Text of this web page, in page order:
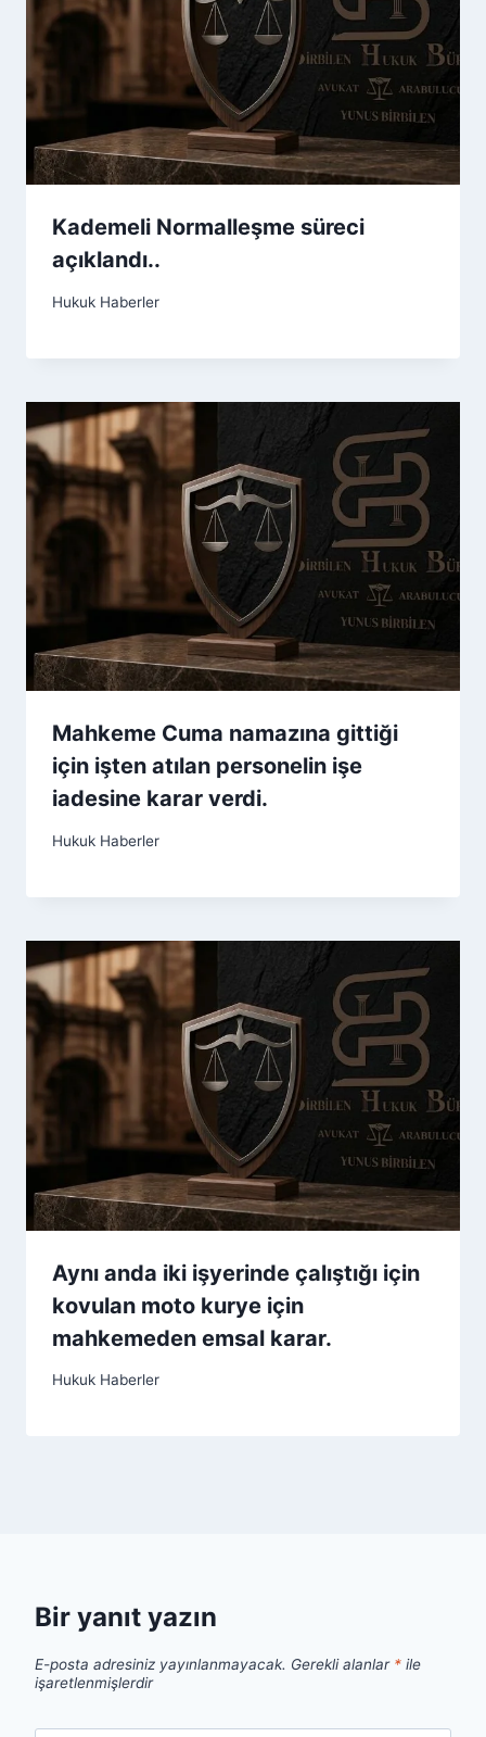
Kademeli Normalleşme süreci
açıklandı..
Hukuk Haberler
Mahkeme Cuma namazına gittiği
için işten atılan personelin işe
iadesine karar verdi.
Hukuk Haberler
Aynı anda iki işyerinde çalıştığı için
kovulan moto kurye için
mahkemeden emsal karar.
Hukuk Haberler
Bir yanıt yazın
E-posta adresiniz yayınlanmayacak. Gerekli alanlar * ile
işaretlenmişlerdir